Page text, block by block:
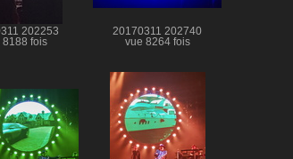
202253
8188 fois
20170311 202740
vue 8264 fois